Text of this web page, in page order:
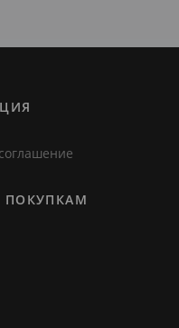
ПОКУПКАМ